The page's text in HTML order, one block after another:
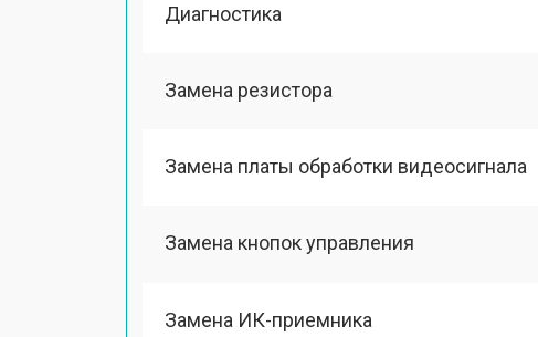
Диагностика
Замена резистора
Замена платы обработки видеосигнала
Замена кнопок управления
Замена ИК-приемника